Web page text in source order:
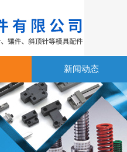
新闻动态